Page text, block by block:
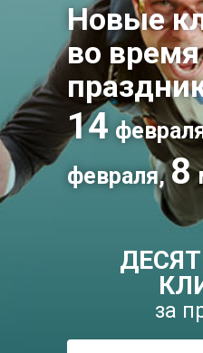
Новые
во время
14
февраля,8
за